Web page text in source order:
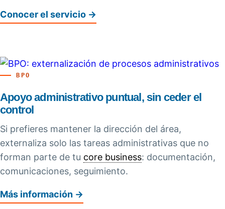
Conocer el servicio →
BPO
Apoyo administrativo puntual, sin ceder el
control
Si prefieres mantener la dirección del área,
externaliza solo las tareas administrativas que no
forman parte de tu core business: documentación,
comunicaciones, seguimiento.
Más información →